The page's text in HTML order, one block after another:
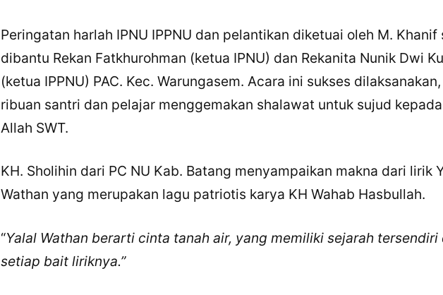
Peringatan harlah IPNU IPPNU dan pelantikan diketuai oleh M. Khanif
dibantu Rekan Fatkhurohman (ketua IPNU) dan Rekanita Nunik Dwi
(ketua IPPNU) PAC. Kec. Warungasem. Acara ini sukses dilaksanakan,
ribuan santri dan pelajar menggemakan shalawat untuk sujud kepada
Allah SWT.
KH. Sholihin dari PC NU Kab. Batang menyampaikan makna dari lirik
Wathan yang merupakan lagu patriotis karya KH Wahab Hasbullah.
“Yalal Wathan berarti cinta tanah air, yang memiliki sejarah tersendiri
setiap bait liriknya.”